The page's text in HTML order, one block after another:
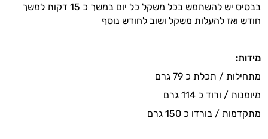
בבסיס יש להשתמש בכל משקל כל יום במשך כ 15 דקות למשך
חודש ואז להעלות משקל ושוב לחודש נוסף
מידות:
מתחילות / תכלת כ 79 גרם
מיומנות / ורוד כ 114 גרם
מתקדמות / בורדו כ 150 גרם